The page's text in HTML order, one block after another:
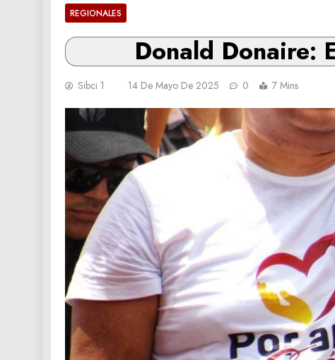
REGIONALES
Donald Donaire:
Sibci 1 14 De Mayo De 2025 0 7 Mins